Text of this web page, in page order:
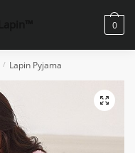
0
/ Lapin Pyjama